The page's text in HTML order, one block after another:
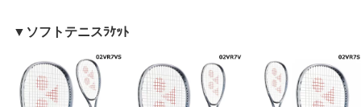
ンコレクション 日本バ
ドミントン協会審査合格
▼ソフトテニスﾗｹｯﾄ